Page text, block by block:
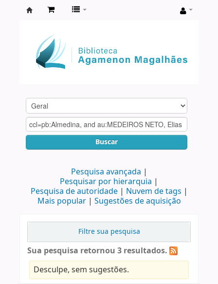
Agamenon
Magalhães
Buscar
Pesquisa avançada
Pesquisar por hierarquia
Pesquisa de autoridade
Nuvem de tags
Mais popular
Sugestões de aquisição
Filtre sua pesquisa
Sua pesquisa retornou 3 resultados.
Desculpe, sem sugestões.